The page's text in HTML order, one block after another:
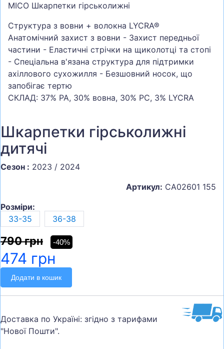
ТУРИЗМ
MICO Шкарпетки гірськолижні
Структура з вовни + волокна LYCRA®
Анатомічний захист з вовни - Захист передньої
частини - Еластичні стрічки на щиколотці та стопі
- Спеціальна в'язана структура для підтримки
ахіллового сухожилля - Безшовний носок, що
запобігає тертю
СКЛАД: 37% PA, 30% вовна, 30% PC, 3% LYCRA
Шкарпетки гірськолижні
дитячі
Сезон : 2023 / 2024
Артикул: CA02601 155
Розміри:
33-35
36-38
790 грн -40%
474 грн
Додати в кошик
Доставка по Україні: згідно з тарифами
"Нової Пошти".